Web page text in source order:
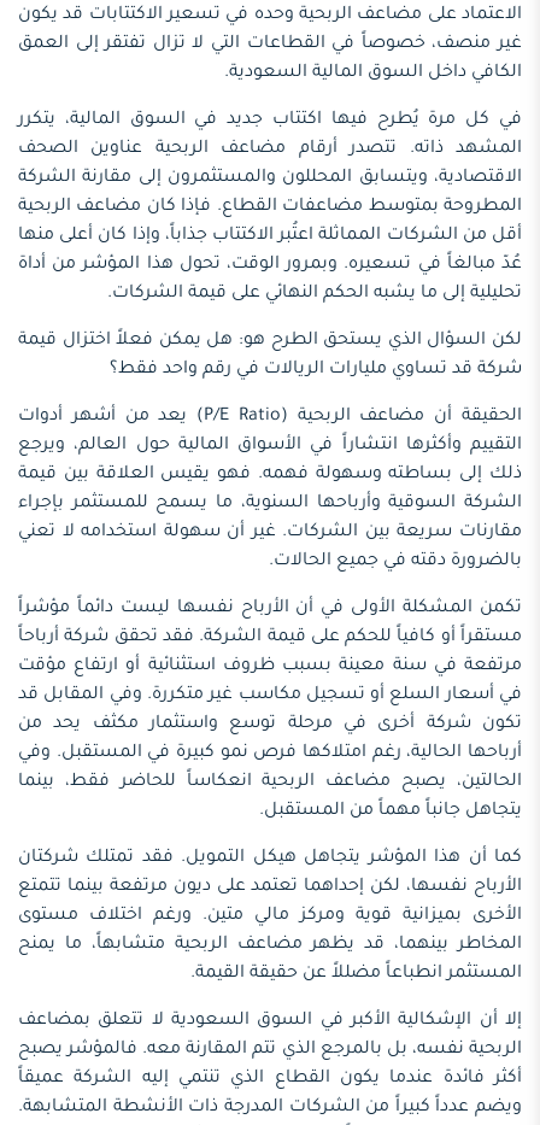
الاعتماد على مضاعف الربحية وحده في تسعير الاكتتابات قد يكون
غير منصف، خصوصاً في القطاعات التي لا تزال تفتقر إلى العمق
الكافي داخل السوق المالية السعودية.
في كل مرة يُطرح فيها اكتتاب جديد في السوق المالية، يتكرر
المشهد ذاته. تتصدر أرقام مضاعف الربحية عناوين الصحف
الاقتصادية، ويتسابق المحللون والمستثمرون إلى مقارنة الشركة
المطروحة بمتوسط مضاعفات القطاع. فإذا كان مضاعف الربحية
أقل من الشركات المماثلة اعتُبر الاكتتاب جذاباً، وإذا كان أعلى منها
عُدّ مبالغاً في تسعيره. وبمرور الوقت، تحول هذا المؤشر من أداة
تحليلية إلى ما يشبه الحكم النهائي على قيمة الشركات.
لكن السؤال الذي يستحق الطرح هو: هل يمكن فعلاً اختزال قيمة
شركة قد تساوي مليارات الريالات في رقم واحد فقط؟
الحقيقة أن مضاعف الربحية (P/E Ratio) يعد من أشهر أدوات
التقييم وأكثرها انتشاراً في الأسواق المالية حول العالم، ويرجع
ذلك إلى بساطته وسهولة فهمه. فهو يقيس العلاقة بين قيمة
الشركة السوقية وأرباحها السنوية، ما يسمح للمستثمر بإجراء
مقارنات سريعة بين الشركات. غير أن سهولة استخدامه لا تعني
بالضرورة دقته في جميع الحالات.
تكمن المشكلة الأولى في أن الأرباح نفسها ليست دائماً مؤشراً
مستقراً أو كافياً للحكم على قيمة الشركة. فقد تحقق شركة أرباحاً
مرتفعة في سنة معينة بسبب ظروف استثنائية أو ارتفاع مؤقت
في أسعار السلع أو تسجيل مكاسب غير متكررة. وفي المقابل قد
تكون شركة أخرى في مرحلة توسع واستثمار مكثف يحد من
أرباحها الحالية، رغم امتلاكها فرص نمو كبيرة في المستقبل. وفي
الحالتين، يصبح مضاعف الربحية انعكاساً للحاضر فقط، بينما
يتجاهل جانباً مهماً من المستقبل.
كما أن هذا المؤشر يتجاهل هيكل التمويل. فقد تمتلك شركتان
الأرباح نفسها، لكن إحداهما تعتمد على ديون مرتفعة بينما تتمتع
الأخرى بميزانية قوية ومركز مالي متين. ورغم اختلاف مستوى
المخاطر بينهما، قد يظهر مضاعف الربحية متشابهاً، ما يمنح
المستثمر انطباعاً مضللاً عن حقيقة القيمة.
إلا أن الإشكالية الأكبر في السوق السعودية لا تتعلق بمضاعف
الربحية نفسه، بل بالمرجع الذي تتم المقارنة معه. فالمؤشر يصبح
أكثر فائدة عندما يكون القطاع الذي تنتمي إليه الشركة عميقاً
ويضم عدداً كبيراً من الشركات المدرجة ذات الأنشطة المتشابهة.